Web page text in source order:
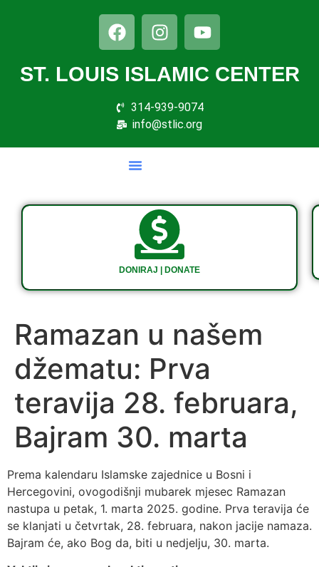
ST. LOUIS ISLAMIC CENTER
314-939-9074
info@stlic.org
DONIRAJ | DONATE
Ramazan u našem
džematu: Prva
teravija 28. februara,
Bajram 30. marta
Prema kalendaru Islamske zajednice u Bosni i
Hercegovini, ovogodišnji mubarek mjesec Ramazan
nastupa u petak, 1. marta 2025. godine. Prva teravija će
se klanjati u četvrtak, 28. februara, nakon jacije namaza.
Bajram će, ako Bog da, biti u nedjelju, 30. marta.